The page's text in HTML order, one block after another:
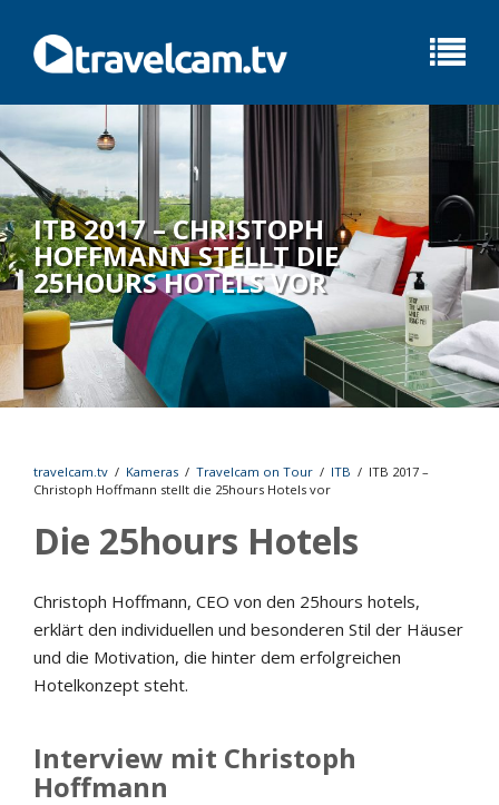
ITB 2017 – CHRISTOPH
HOFFMANN STELLT DIE
25HOURS HOTELS VOR
travelcam.tv / Kameras / Travelcam on Tour / ITB / ITB 2017 –
Christoph Hoffmann stellt die 25hours Hotels vor
Die 25hours Hotels
Christoph Hoffmann, CEO von den 25hours hotels,
erklärt den individuellen und besonderen Stil der Häuser
und die Motivation, die hinter dem erfolgreichen
Hotelkonzept steht.
Interview mit Christoph
Hoffmann